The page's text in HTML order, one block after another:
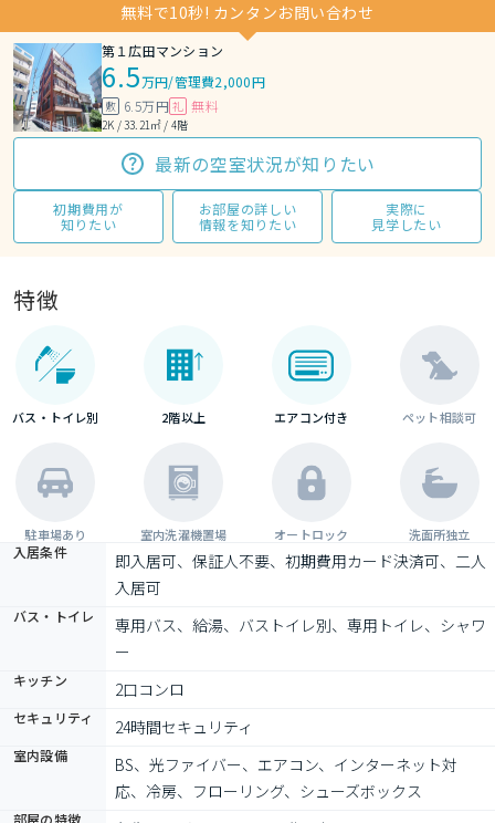
無料で10秒! カンタンお問い合わせ
第１広田マンション
6.5万円/管理費2,000円
敷 6.5万円 礼 無料
2K / 33.21㎡ / 4階
最新の空室状況が知りたい
初期費用が
知りたい
お部屋の詳しい
情報を知りたい
実際に
見学したい
特徴
バス・トイレ別 2階以上 エアコン付き ペット相談可
駐車場あり 室内洗濯機置場 オートロック 洗面所独立
入居条件
即入居可、保証人不要、初期費用カード決済可、二人
入居可
バス・トイレ
専用バス、給湯、バストイレ別、専用トイレ、シャワ
ー
キッチン 2口コンロ
セキュリティ 24時間セキュリティ
室内設備
BS、光ファイバー、エアコン、インターネット対
応、冷房、フローリング、シューズボックス
部屋の特徴